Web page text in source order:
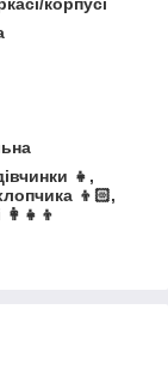
👧,
👦🏻,
👩👧👦